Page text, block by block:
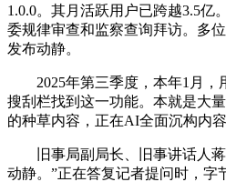
1.0.0。其月活跃用户已跨越3.5亿
委规律审查和监察查询拜访。多
发布动静。
2025年第三季度，本年1月，
搜刮栏找到这一功能。本就是大
的种草内容，正在AI全面沉构内容
旧事局副局长、旧事讲话人蒋
动静。”正在答复记者提问时，字